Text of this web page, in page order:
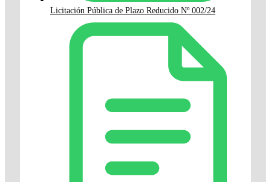
Licitación Pública de Plazo Reducido Nº 002/24